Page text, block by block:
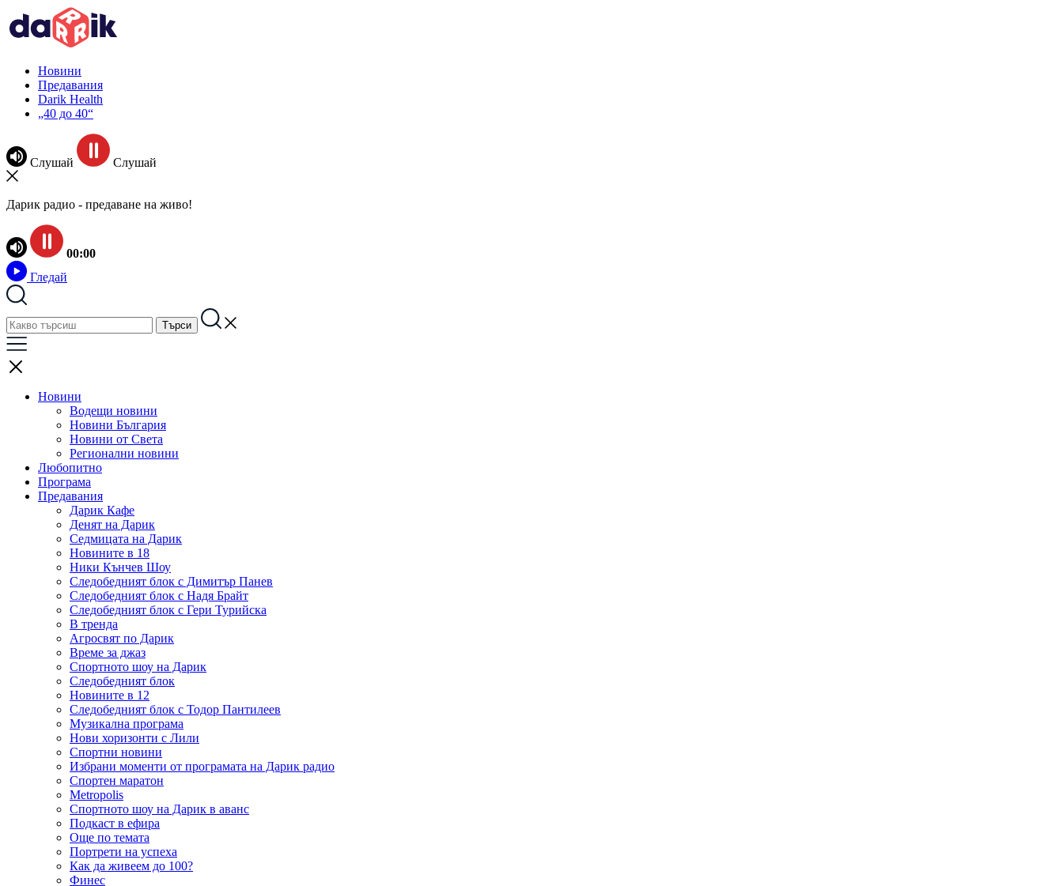
Новини
Предавания
Darik Health
„40 до 40“
Слушай Слушай
Дарик радио - предаване на живо!
00:00
Гледай
Новини
Водещи новини
Новини България
Новини от Света
Регионални новини
Любопитно
Програма
Предавания
Дарик Кафе
Денят на Дарик
Седмицата на Дарик
Новините в 18
Ники Кънчев Шоу
Следобедният блок с Димитър Панев
Следобедният блок с Надя Брайт
Следобедният блок с Гери Турийска
В тренда
Агросвят по Дарик
Време за джаз
Спортното шоу на Дарик
Следобедният блок
Новините в 12
Следобедният блок с Тодор Пантилеев
Музикална програма
Нови хоризонти с Лили
Спортни новини
Избрани моменти от програмата на Дарик радио
Спортен маратон
Metropolis
Спортното шоу на Дарик в аванс
Подкаст в ефира
Още по темата
Портрети на успеха
Как да живеем до 100?
Финес